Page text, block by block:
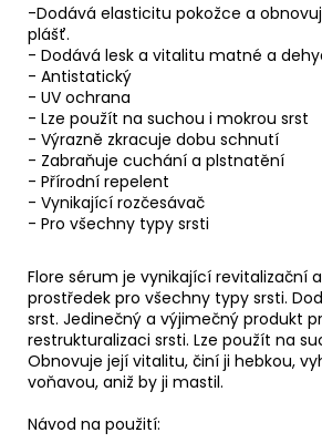
-Dodává elasticitu pokožce a
plášť.
- Dodává lesk a vitalitu matné a
- Antistatický
- UV ochrana
- Lze použít na suchou i mokrou srst
- Výrazně zkracuje dobu schnutí
- Zabraňuje cuchání a plstnatění
- Přírodní repelent
- Vynikající rozčesávač
- Pro všechny typy srsti
Flore sérum je vynikající revitalizační
prostředek pro všechny typy srsti.
srst. Jedinečný a výjimečný produkt
restrukturalizaci srsti. Lze použít na
Obnovuje její vitalitu, činí ji hebkou,
voňavou, aniž by ji mastil.
Návod na použití: